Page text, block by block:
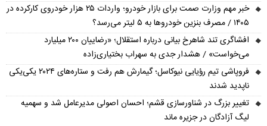
خبر مهم وزارت صمت برای بازار خودرو؛ واردات ۲۵ هزار خودروی کارکرده در
۱۴۰۵ / مصرف بنزین خودروها به ۵ لیتر می‌رسد؟
افشاگری تند شاهرخ بیانی درباره استقلال؛ «رضاییان ۲۰۰ میلیارد
می‌خواست» / هشدار جدی به سهراب بختیاری‌زاده
فروپاشی تیم رؤیایی نیوکاسل؛ گیمارش هم رفت و ستاره‌های ۲۰۲۴ یکی‌یکی
ناپدید شدند
تغییر بزرگ در شناورسازی قشم؛ احسان اصولی مدیرعامل شد و سهمیه
لیگ آزادگان در جزیره ماند